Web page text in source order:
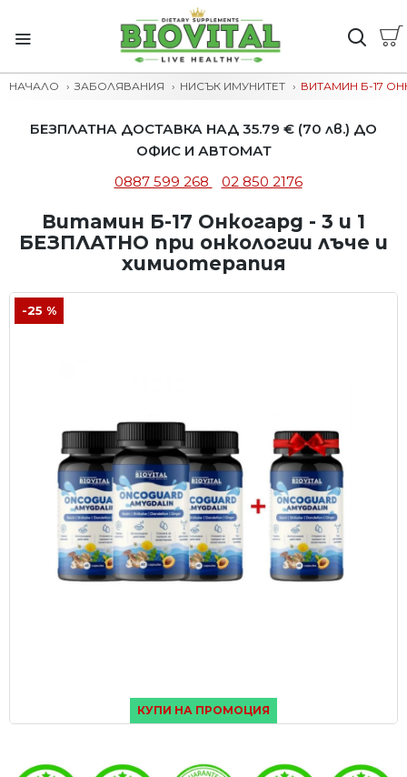
НАЧАЛО ЗАБОЛЯВАНИЯ НИСЪК ИМУНИТЕТ ВИТАМИН Б-17
БЕЗПЛАТНА ДОСТАВКА НАД 35.79 € (70 лв.) ДО
ОФИС И АВТОМАТ
0887 599 268
02 850 2176
Витамин Б-17 Онкогард - 3 и 1
БЕЗПЛАТНО при онкологии лъче и
химиотерапия
КУПИ НА ПРОМОЦИЯ
-25 %